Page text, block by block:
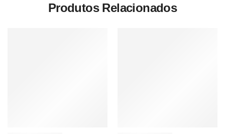
Produtos Relacionados